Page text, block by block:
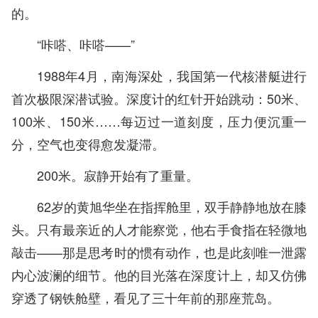
的。
“咔嗒、咔嗒——”
1988年4月，南海深处，我国第一代核潜艇进行
首次极限深潜试验。深度计的红针开始跳动：50米、
100米、150米……每迈过一道刻度，压力便沉重一
分，空气也变得愈发凝滞。
200米。寂静开始有了重量。
62岁的黄旭华坐在指挥舱里，双手静静地放在膝
头。只有最亲近的人才能察觉，他右手食指在轻微地
敲击——那是思考时的惯有动作，也是此刻唯一泄露
内心波澜的细节。他的目光落在深度计上，却又仿佛
穿透了钢铁舱壁，看见了三十年前的那座荒岛。